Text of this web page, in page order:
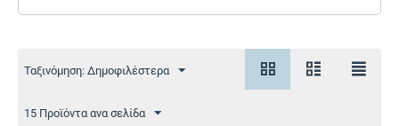
Ταξινόμηση: Δημοφιλέστερα
15 Προϊόντα ανα σελίδα